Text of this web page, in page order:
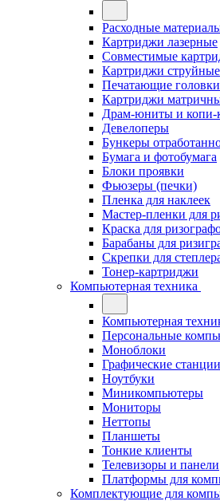
Расходные
Картриджи лазерные
Совместимые
Картриджи струйные
Печатающие головки
Картриджи
Драм-юниты и копи-
Девелоперы
Бункеры
Бумага и фотобумага
Блоки проявки
Фьюзеры (печки)
Пленка для наклеек
Мастер-пленки для
Краска для
Барабаны для
Скрепки для
Тонер-картриджи
Компьютерная техника
Компьютерная
Персональные
Моноблоки
Графические станции
Ноутбуки
Миникомпьютеры
Мониторы
Неттопы
Планшеты
Тонкие клиенты
Телевизоры и панели
Платформы для
Комплектующие для